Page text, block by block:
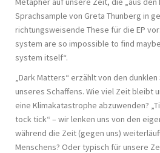
Sprachsample von Greta Thunberg in
richtungsweisende These für die EP
system are so impossible to find
system itself“.
„Dark Matters“ erzählt von den
unseres Schaffens. Wie viel Zeit bleibt
eine Klimakatastrophe abzuwenden?
tock tick“ – wir lenken uns von den
während die Zeit (gegen uns)
Menschens? Oder typisch für unsere